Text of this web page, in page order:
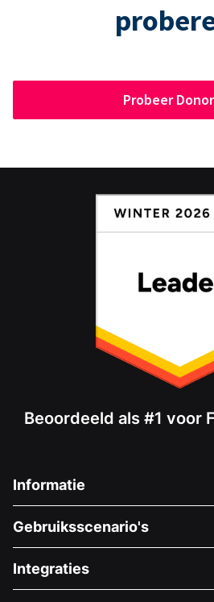
Probeer
Beoordeeld als #1 voor
Informatie
Over Ons
Vacatures
Gebruiksscenario's
Medische Fondsenwerving
Integraties